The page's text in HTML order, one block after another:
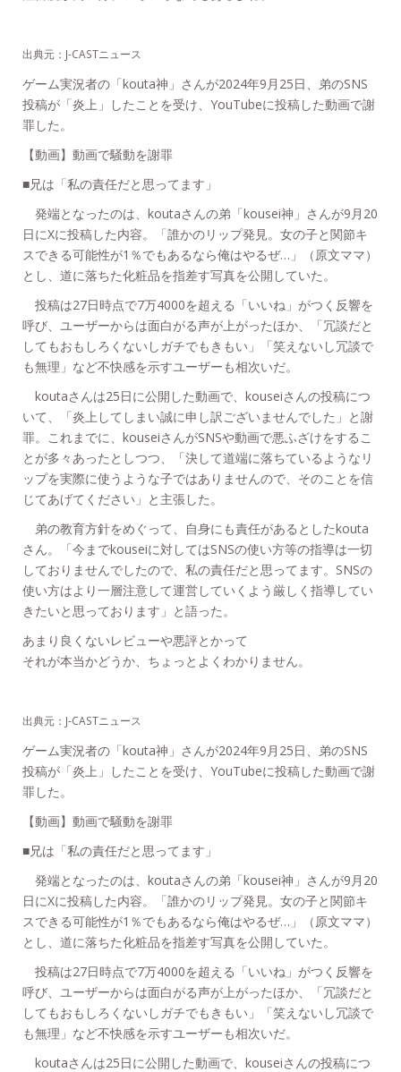
出典元：J-CASTニュース
ゲーム実況者の「kouta神」さんが2024年9月25日、弟のSNS
投稿が「炎上」したことを受け、YouTubeに投稿した動画で謝
罪した。
【動画】動画で騒動を謝罪
■兄は「私の責任だと思ってます」
発端となったのは、koutaさんの弟「kousei神」さんが9月20
日にXに投稿した内容。「誰かのリップ発見。女の子と関節キ
スできる可能性が1％でもあるなら俺はやるぜ…」（原文ママ）
とし、道に落ちた化粧品を指差す写真を公開していた。
投稿は27日時点で7万4000を超える「いいね」がつく反響を
呼び、ユーザーからは面白がる声が上がったほか、「冗談だと
してもおもしろくないしガチでもきもい」「笑えないし冗談で
も無理」など不快感を示すユーザーも相次いだ。
koutaさんは25日に公開した動画で、kouseiさんの投稿につ
いて、「炎上してしまい誠に申し訳ございませんでした」と謝
罪。これまでに、kouseiさんがSNSや動画で悪ふざけをするこ
とが多々あったとしつつ、「決して道端に落ちているようなリ
ップを実際に使うような子ではありませんので、そのことを信
じてあげてください」と主張した。
弟の教育方針をめぐって、自身にも責任があるとしたkouta
さん。「今までkouseiに対してはSNSの使い方等の指導は一切
しておりませんでしたので、私の責任だと思ってます。SNSの
使い方はより一層注意して運営していくよう厳しく指導してい
きたいと思っております」と語った。
あまり良くないレビューや悪評とかって
それが本当かどうか、ちょっとよくわかりません。
出典元：J-CASTニュース
ゲーム実況者の「kouta神」さんが2024年9月25日、弟のSNS
投稿が「炎上」したことを受け、YouTubeに投稿した動画で謝
罪した。
【動画】動画で騒動を謝罪
■兄は「私の責任だと思ってます」
発端となったのは、koutaさんの弟「kousei神」さんが9月20
日にXに投稿した内容。「誰かのリップ発見。女の子と関節キ
スできる可能性が1％でもあるなら俺はやるぜ…」（原文ママ）
とし、道に落ちた化粧品を指差す写真を公開していた。
投稿は27日時点で7万4000を超える「いいね」がつく反響を
呼び、ユーザーからは面白がる声が上がったほか、「冗談だと
してもおもしろくないしガチでもきもい」「笑えないし冗談で
も無理」など不快感を示すユーザーも相次いだ。
koutaさんは25日に公開した動画で、kouseiさんの投稿につ